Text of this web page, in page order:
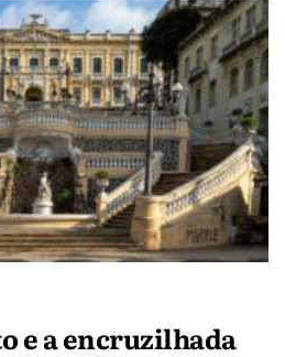
e a encruzilhada